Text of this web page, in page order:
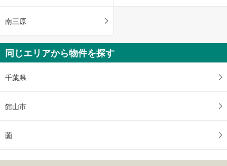
南三原
同じエリアから物件を探す
千葉県
館山市
薗